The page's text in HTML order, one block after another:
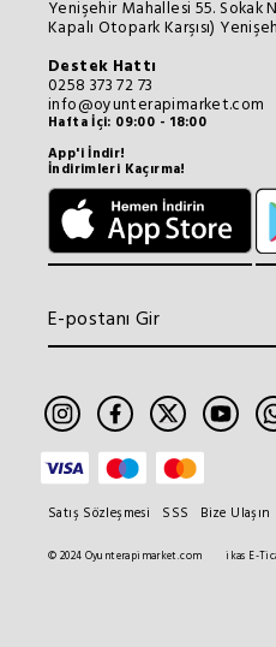
Yenişehir Mahallesi 55. Sokak
Kapalı Otopark Karşısı)
Destek Hattı
0258 373 72 73
info@oyunterapimarket.com
Hafta İçi: 09:00 - 18:00
App'i İndir!
İndirimleri Kaçırma!
© 2024 Oyunterapimarket.com ikas E-
Satış Sözleşmesi SSS Bize Ulaşın